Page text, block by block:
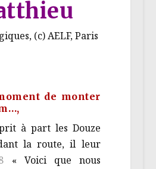
(c) AELF, Paris
de monter
à part les Douze
la route, il leur
« Voici que nous